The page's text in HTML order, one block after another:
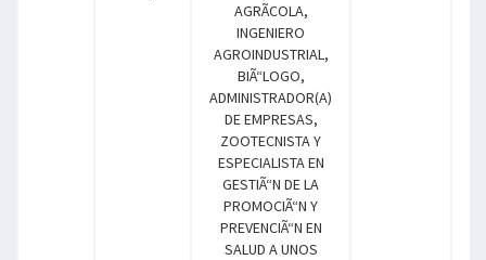
AGRÃCOLA,
INGENIERO
AGROINDUSTRIAL,
BIÃ“LOGO,
ADMINISTRADOR(A)
DE EMPRESAS,
ZOOTECNISTA Y
ESPECIALISTA EN
GESTIÃ“N DE LA
PROMOCIÃ“N Y
PREVENCIÃ“N EN
SALUD A UNOS